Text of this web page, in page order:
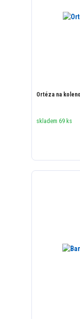
Ortéza na
skladem 69 ks